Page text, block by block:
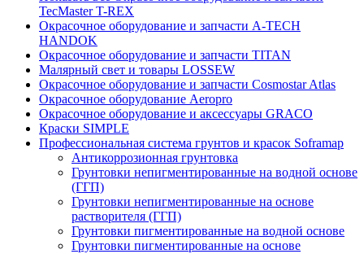
TecMaster T-REX
Окрасочное оборудование и запчасти A-TECH
HANDOK
Окрасочное оборудование и запчасти TITAN
Малярный свет и товары LOSSEW
Окрасочное оборудование и запчасти Cosmostar Atlas
Окрасочное оборудование Aeropro
Окрасочное оборудование и аксессуары GRACO
Краски SIMPLE
Профессиональная система грунтов и красок Soframap
Антикоррозионная грунтовка
Грунтовки непигментированные на водной основе
(ГГП)
Грунтовки непигментированные на основе
растворителя (ГГП)
Грунтовки пигментированные на водной основе
Грунтовки пигментированные на основе